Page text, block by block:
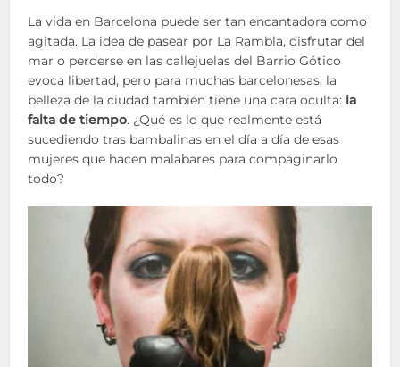
La vida en Barcelona puede ser tan encantadora como
agitada. La idea de pasear por La Rambla, disfrutar del
mar o perderse en las callejuelas del Barrio Gótico
evoca libertad, pero para muchas barcelonesas, la
belleza de la ciudad también tiene una cara oculta: la
falta de tiempo. ¿Qué es lo que realmente está
sucediendo tras bambalinas en el día a día de esas
mujeres que hacen malabares para compaginarlo
todo?